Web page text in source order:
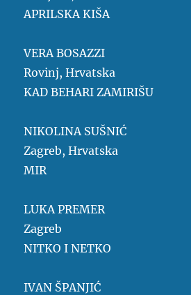
APRILSKA KIŠA
VERA BOSAZZI
Rovinj, Hrvatska
KAD BEHARI ZAMIRIŠU
NIKOLINA SUŠNIĆ
Zagreb, Hrvatska
MIR
LUKA PREMER
Zagreb
NITKO I NETKO
IVAN ŠPANJIĆ